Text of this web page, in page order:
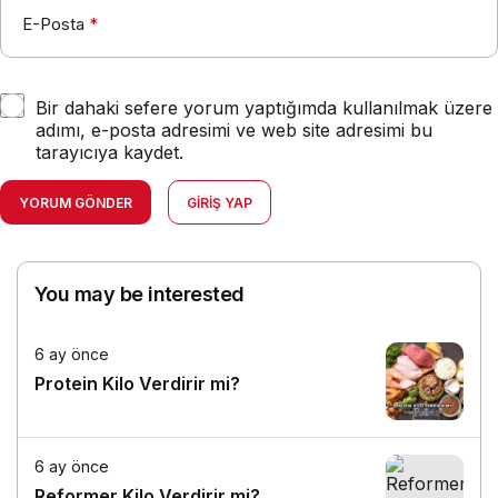
E-Posta *
Bir dahaki sefere yorum yaptığımda kullanılmak üzere
adımı, e-posta adresimi ve web site adresimi bu
tarayıcıya kaydet.
YORUM GÖNDER GIRIŞ YAP
You may be interested
6 ay önce
Protein Kilo Verdirir mi?
6 ay önce